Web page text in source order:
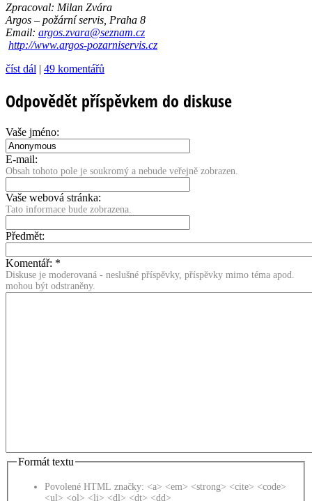
Zpracoval: Milan Zvára
Argos – požární servis, Praha 8
Email: argos.zvara@sez­nam.cz
http://www.argos-pozarniservis.cz
číst dál | 49 komentářů
Odpovědět příspěvkem do diskuse
Vaše jméno:
E-mail:
Obsah tohoto pole je soukromý a nebude veřejně zobrazen.
Vaše webová stránka:
Tato informace bude zobrazena.
Předmět:
Komentář: *
Diskuse je moderovaná - neslušné příspěvky, příspěvky mimo téma apod.
mohou být odstraněny.
Formát textu
Povolené HTML značky: <a> <em> <strong> <cite> <code>
<ul> <ol> <li> <dl> <dt> <dd>